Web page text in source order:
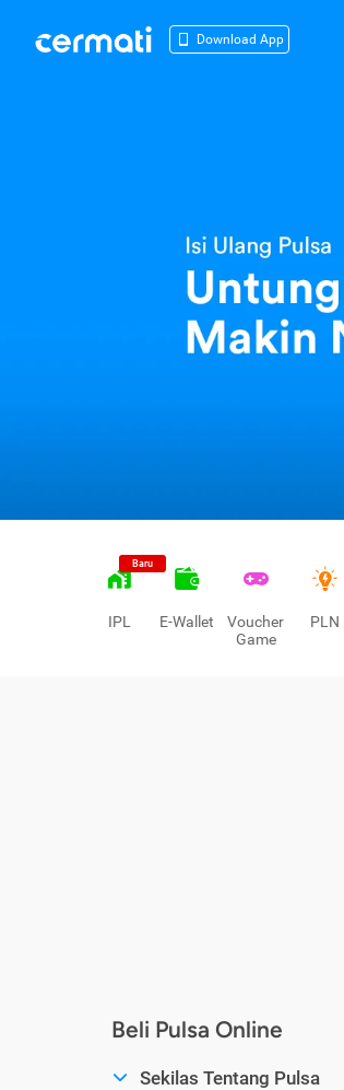
Download App
Baru
IPL E-Wallet
Voucher
Game
PLN
Beli Pulsa Online
Sekilas Tentang Pulsa